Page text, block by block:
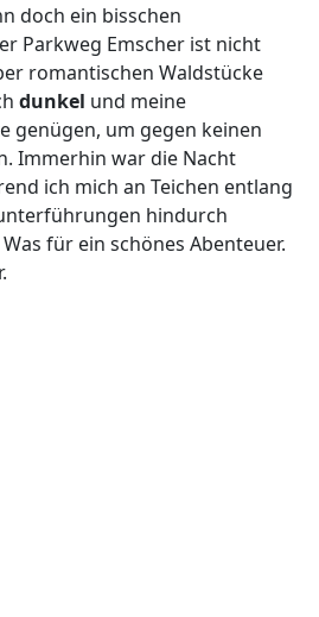
doch ein bisschen
Parkweg Emscher ist nicht
romantischen Waldstücke
dunkel und meine
genügen, um gegen keinen
Immerhin war die Nacht
ich mich an Teichen entlang
hindurch
für ein schönes Abenteuer.
Urlaub
Pommes gucken mit dem